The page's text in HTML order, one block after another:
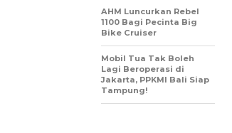
AHM Luncurkan Rebel
1100 Bagi Pecinta Big
Bike Cruiser
Mobil Tua Tak Boleh
Lagi Beroperasi di
Jakarta, PPKMI Bali Siap
Tampung!